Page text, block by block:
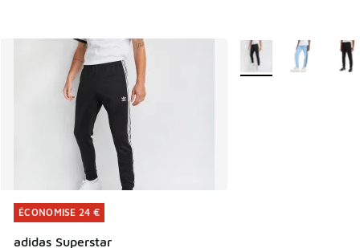
ÉCONOMISE 24 €
adidas Superstar
ÉCONOMISE 24 €
Plus de couleurs